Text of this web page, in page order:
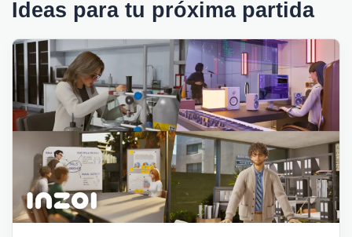
Ideas para tu próxima partida